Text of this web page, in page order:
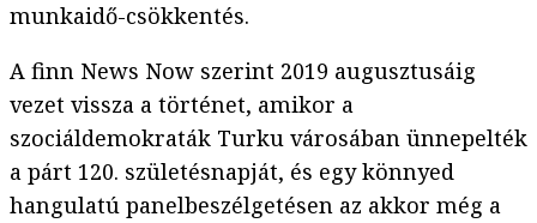
munkaidő-csökkentés.
A finn News Now szerint 2019 augusztusáig
vezet vissza a történet, amikor a
szociáldemokraták Turku városában ünnepelték
a párt 120. születésnapját, és egy könnyed
hangulatú panelbeszélgetésen az akkor még a